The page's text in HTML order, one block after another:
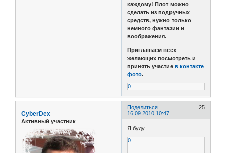
каждому! Плот можно
сделать из подручных
средств, нужно только
немного фантазии и
воображения.
Приглашаем всех
желающих посмотреть и
принять участиев контакте
фото.
0
Поделиться
25
16.09.2010 10:47
CyberDex
Активный участник
Я буду...
0